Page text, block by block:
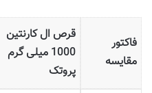
فاکتور
مقایسه
قرص ال کارنتین
1000 میلی گرم
پروتک